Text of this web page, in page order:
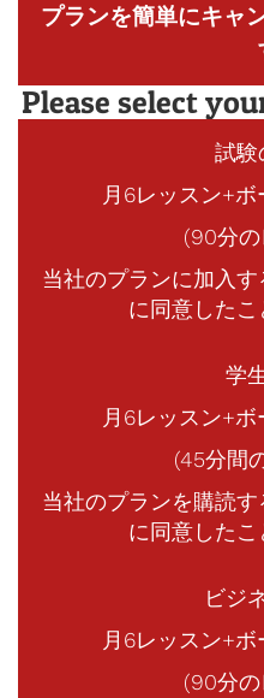
プランを簡単にキャ
Please select
試験
月6レッスン+ボ
(90分
当社のプランに加入
に同意したこ
学
月6レッスン+ボ
(45分間
当社のプランを購読
に同意したこ
ビジ
月6レッスン+ボ
(90分